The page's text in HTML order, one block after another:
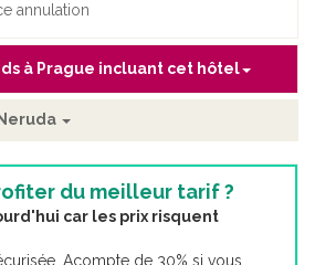
annulation
à Prague incluant cet hôtel
du meilleur tarif ?
car les prix risquent
Acompte de 30% si vous